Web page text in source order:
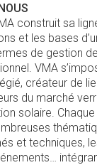
construit sa
et les bases
de gestion
VMA
créateur de
du marché
solaire.
et techniques,